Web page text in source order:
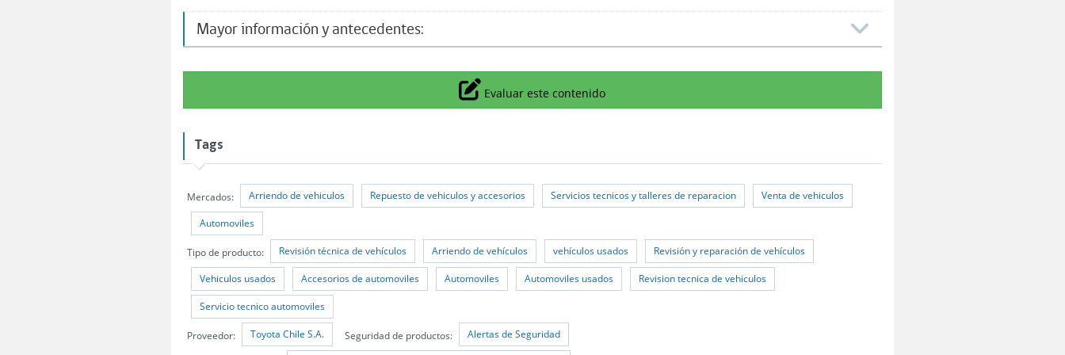
Mayor información y antecedentes:
Icono
Evaluar este contenido
Tags
Mercados: Arriendo de vehiculos Repuesto de vehiculos y accesorios Servicios tecnicos y talleres de reparacion Venta de vehiculos
Automoviles
Tipo de producto: Revisión técnica de vehículos Arriendo de vehículos vehículos usados Revisión y reparación de vehículos
Vehiculos usados Accesorios de automoviles Automoviles Automoviles usados Revision tecnica de vehiculos
Servicio tecnico automoviles
Proveedor: Toyota Chile S.A. Seguridad de productos: Alertas de Seguridad